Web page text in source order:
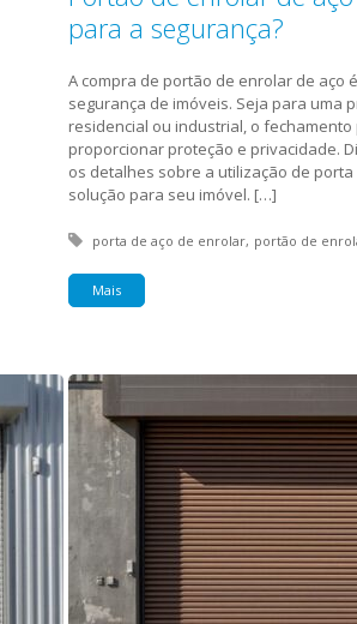
para a segurança?
A compra de portão de enrolar de aço
segurança de imóveis. Seja para uma
residencial ou industrial, o
proporcionar proteção e privacidade.
os detalhes sobre a utilização de
solução para seu imóvel. […]
Tagged with:
porta de aço de enrolar portão de
Mais